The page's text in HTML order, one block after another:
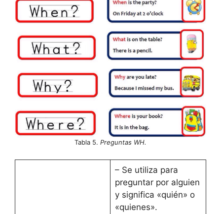
Tabla 5. Preguntas WH.
– Se utiliza para
preguntar por alguien
y significa «quién» o
«quienes».